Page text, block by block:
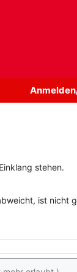
stehen.
ist nicht